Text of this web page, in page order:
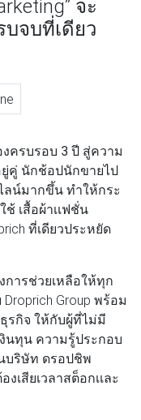
จะ
จบที่เดียว
งครบรอบ 3 ปี สู่ความ
ยู่คู่ นักช้อปนักขายไป
ลน์มากขึ้น ทำให้กระ
ช้ เสื้อผ้าเเฟชั่น
ที่เดียวประหยัด
การช่วยเหลือให้ทุก
Group พร้อม
รกิจ ให้กับผู้ที่ไม่มี
นทุน ความรู้ประกอบ
บริษัท ดรอปชิพ
สียเวลาสต็อกเเละ